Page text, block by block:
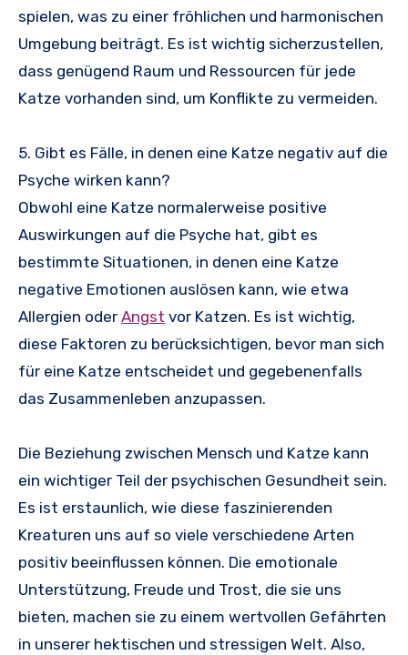
spielen, was zu einer fröhlichen und harmonischen
Umgebung beiträgt. Es ist wichtig sicherzustellen,
dass genügend Raum und Ressourcen für jede
Katze vorhanden sind, um Konflikte zu vermeiden.
5. Gibt es Fälle, in denen eine Katze negativ auf die
Psyche wirken kann?
Obwohl eine Katze normalerweise positive
Auswirkungen auf die Psyche hat, gibt es
bestimmte Situationen, in denen eine Katze
negative Emotionen auslösen kann, wie etwa
Allergien oder Angst vor Katzen. Es ist wichtig,
diese Faktoren zu berücksichtigen, bevor man sich
für eine Katze entscheidet und gegebenenfalls
das Zusammenleben anzupassen.
Die Beziehung zwischen Mensch und Katze kann
ein wichtiger Teil der psychischen Gesundheit sein.
Es ist erstaunlich, wie diese faszinierenden
Kreaturen uns auf so viele verschiedene Arten
positiv beeinflussen können. Die emotionale
Unterstützung, Freude und Trost, die sie uns
bieten, machen sie zu einem wertvollen Gefährten
in unserer hektischen und stressigen Welt. Also,